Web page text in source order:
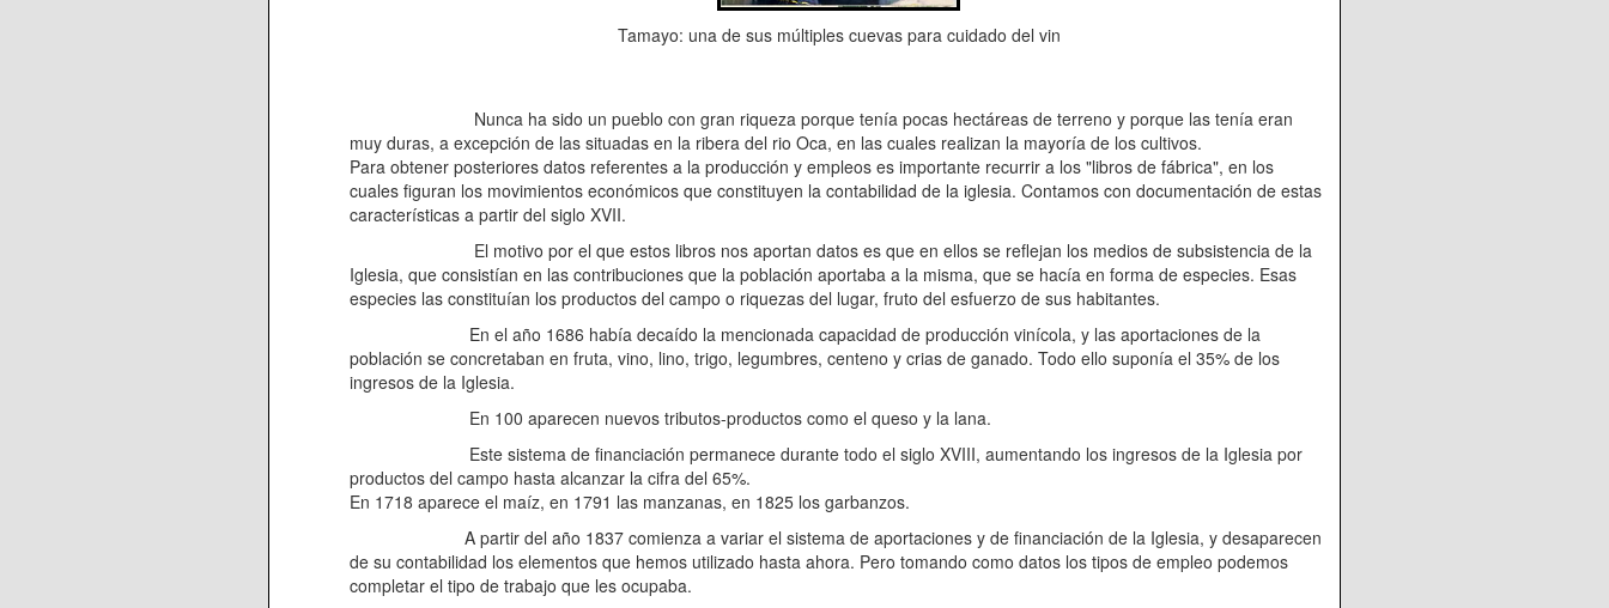
Tamayo: una de sus múltiples cuevas para cuidado del vin
Nunca ha sido un pueblo con gran riqueza porque tenía pocas hectáreas de terreno y porque las tenía eran
muy duras, a excepción de las situadas en la ribera del rio Oca, en las cuales realizan la mayoría de los cultivos.
Para obtener posteriores datos referentes a la producción y empleos es importante recurrir a los "libros de fábrica", en los
cuales figuran los movimientos económicos que constituyen la contabilidad de la iglesia. Contamos con documentación de estas
características a partir del siglo XVII.
El motivo por el que estos libros nos aportan datos es que en ellos se reflejan los medios de subsistencia de la
Iglesia, que consistían en las contribuciones que la población aportaba a la misma, que se hacía en forma de especies. Esas
especies las constituían los productos del campo o riquezas del lugar, fruto del esfuerzo de sus habitantes.
En el año 1686 había decaído la mencionada capacidad de producción vinícola, y las aportaciones de la
población se concretaban en fruta, vino, lino, trigo, legumbres, centeno y crias de ganado. Todo ello suponía el 35% de los
ingresos de la Iglesia.
En 100 aparecen nuevos tributos-productos como el queso y la lana.
Este sistema de financiación permanece durante todo el siglo XVIII, aumentando los ingresos de la Iglesia por
productos del campo hasta alcanzar la cifra del 65%.
En 1718 aparece el maíz, en 1791 las manzanas, en 1825 los garbanzos.
A partir del año 1837 comienza a variar el sistema de aportaciones y de financiación de la Iglesia, y desaparecen
de su contabilidad los elementos que hemos utilizado hasta ahora. Pero tomando como datos los tipos de empleo podemos
completar el tipo de trabajo que les ocupaba.